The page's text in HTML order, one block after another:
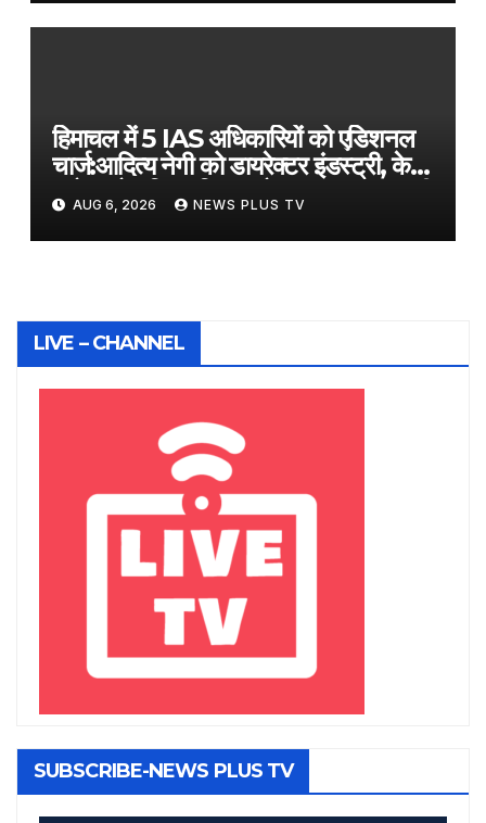
हिमाचल में 5 IAS अधिकारियों को एडिशनल
चार्ज:आदित्य नेगी को डायरेक्टर इंडस्ट्री, केके
सरोच को टूरिज्म; शिवम को HRTC MD की
जिम्मेदारी
AUG 6, 2026 NEWS PLUS TV
LIVE – CHANNEL
SUBSCRIBE-NEWS PLUS TV